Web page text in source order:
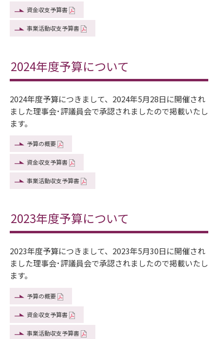
資金収支予算書
事業活動収支予算書
2024年度予算について
2024年度予算につきまして、2024年5月28日に開催され
ました理事会･評議員会で承認されましたので掲載いたし
ます。
予算の概要
資金収支予算書
事業活動収支予算書
2023年度予算について
2023年度予算につきまして、2023年5月30日に開催され
ました理事会･評議員会で承認されましたので掲載いたし
ます。
予算の概要
資金収支予算書
事業活動収支予算書